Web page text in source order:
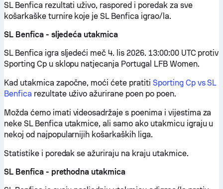
SL Benfica rezultati uživo, raspored i poredak za sve
košarkaške turnire koje je SL Benfica igrao/la.
SL Benfica - sljedeća utakmica
SL Benfica igra sljedeći meč 4. lis 2026. 13:00:00 UTC protiv
Sporting Cp u sklopu natjecanja Portugal LFB Women.
Kad utakmica započne, moći ćete pratiti Sporting Cp vs SL
Benfica rezultate uživo ažurirane poen po poen.
Možda ćemo imati videosadržaje s poenima i vijestima za
neke SL Benfica utakmice, ali samo ako utakmicu igraju u
nekoj od najpopularnijih košarkaških liga.
Statistike i poredak se ažuriraju na kraju utakmice.
SL Benfica - prethodna utakmica